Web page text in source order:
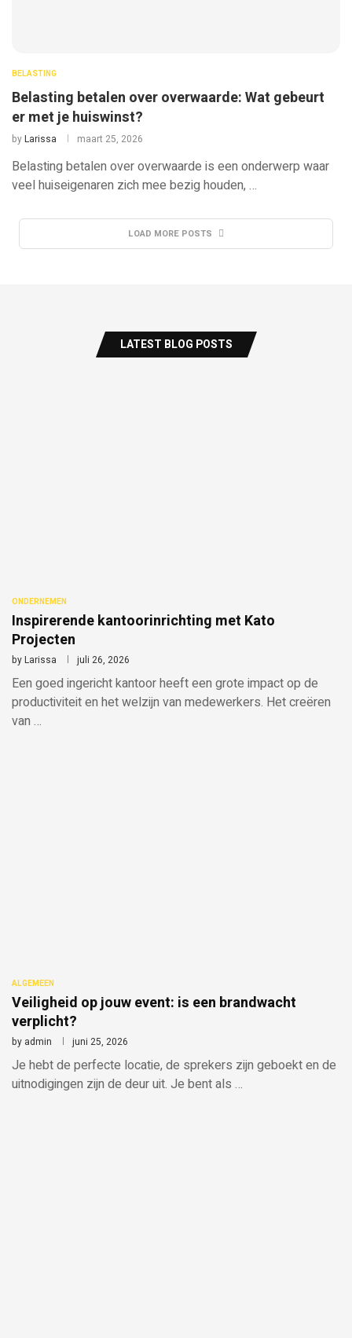
BELASTING
Belasting betalen over overwaarde: Wat gebeurt
er met je huiswinst?
byLarissa maart 25, 2026
Belasting betalen over overwaarde is een onderwerp waar
veel huiseigenaren zich mee bezig houden, …
LOAD MORE POSTS
LATEST BLOG POSTS
ONDERNEMEN
Inspirerende kantoorinrichting met Kato
Projecten
byLarissa juli 26, 2026
Een goed ingericht kantoor heeft een grote impact op de
productiviteit en het welzijn van medewerkers. Het creëren
van …
ALGEMEEN
Veiligheid op jouw event: is een brandwacht
verplicht?
by admin juni 25, 2026
Je hebt de perfecte locatie, de sprekers zijn geboekt en de
uitnodigingen zijn de deur uit. Je bent als …